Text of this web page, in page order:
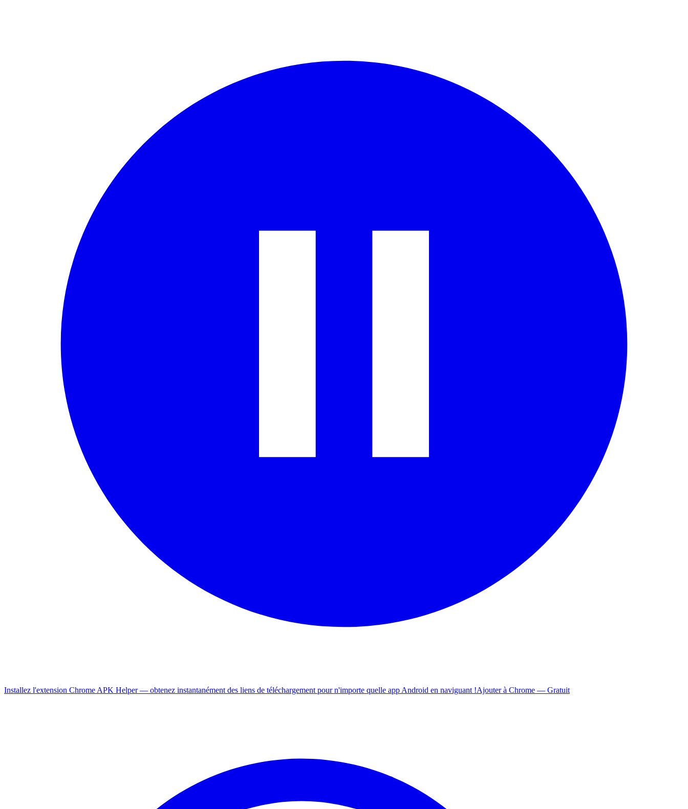
Installez l'extension Chrome APK Helper — obtenez instantanément des liens de téléchargement pour n'importe quelle app Android en naviguant !Ajouter à Chrome — Gratuit